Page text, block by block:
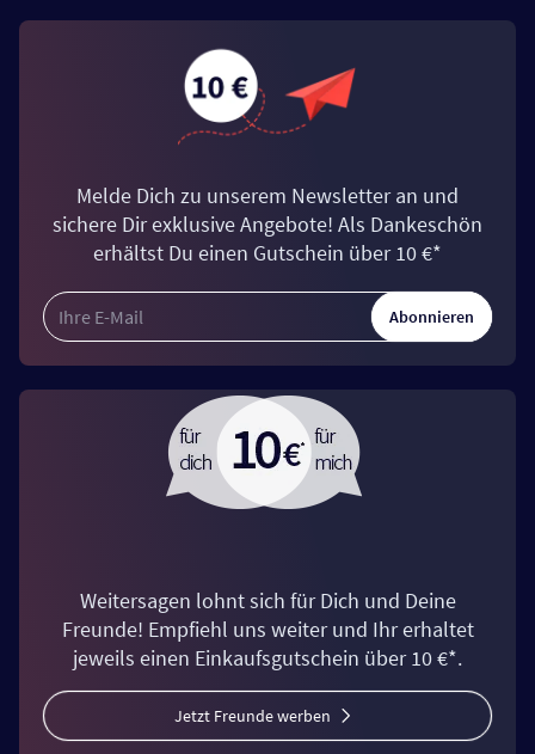
Melde Dich zu unserem Newsletter an und
sichere Dir exklusive Angebote! Als Dankeschön
erhältst Du einen Gutschein über 10 €*
Abonnieren
Weitersagen lohnt sich für Dich und Deine
Freunde! Empfiehl uns weiter und Ihr erhaltet
jeweils einen Einkaufsgutschein über 10 €*.
Jetzt Freunde werben